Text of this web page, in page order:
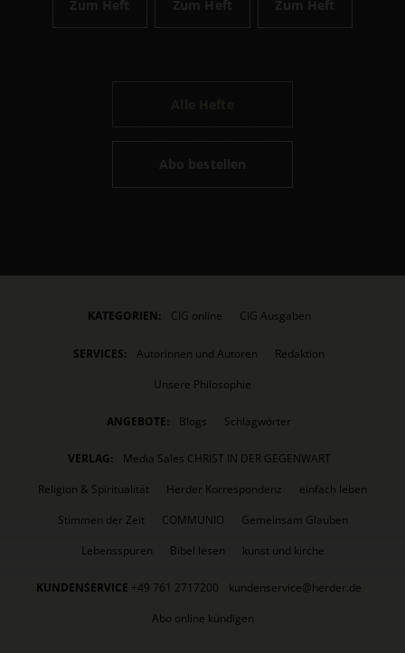
Zum Heft Zum Heft Zum Heft
Abo bestellen
KATEGORIEN: CIG online CIG Ausgaben
SERVICES: Autorinnen und Autoren
Redaktion
Unsere Philosophie
ANGEBOTE: Blogs Schlagwörter
VERLAG:
Media Sales CHRIST IN DER GEGENWART
Religion & Spiritualität
Herder Korrespondenz
einfach leben
Stimmen der Zeit
COMMUNIO
Gemeinsam Glauben
Lebensspuren
Bibel lesen kunst und kirche
KUNDENSERVICE +49 761 2717200
kundenservice@herder.de
Abo online kündigen